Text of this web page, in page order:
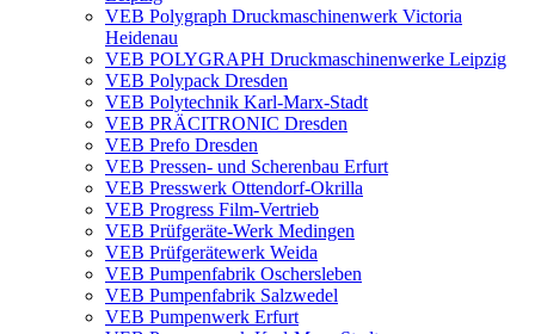
VEB Polygraph Druckmaschinenwerk Victoria
Heidenau
VEB POLYGRAPH Druckmaschinenwerke Leipzig
VEB Polypack Dresden
VEB Polytechnik Karl-Marx-Stadt
VEB PRÄCITRONIC Dresden
VEB Prefo Dresden
VEB Pressen- und Scherenbau Erfurt
VEB Presswerk Ottendorf-Okrilla
VEB Progress Film-Vertrieb
VEB Prüfgeräte-Werk Medingen
VEB Prüfgerätewerk Weida
VEB Pumpenfabrik Oschersleben
VEB Pumpenfabrik Salzwedel
VEB Pumpenwerk Erfurt